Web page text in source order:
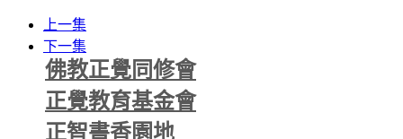
上一集
下一集
佛教正覺同修會
正覺教育基金會
正智書香園地